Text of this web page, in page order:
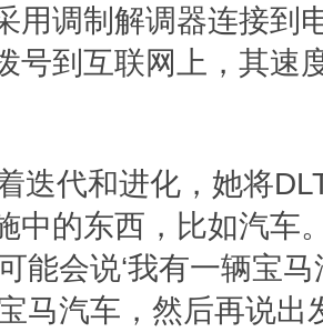
用调制解调器连接到
号到互联网上，其速
迭代和进化，她将
中的东西，比如汽车
能会说‘我有一辆宝
马汽车，然后再说